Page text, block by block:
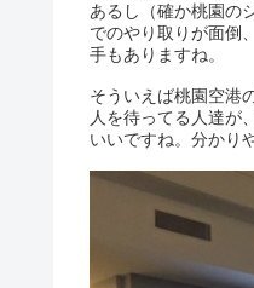
あるし（確か桃園の
でのやり取りが面倒
手もありますね。
そういえば桃園空港
人を待ってる人達が
いいですね。分かり